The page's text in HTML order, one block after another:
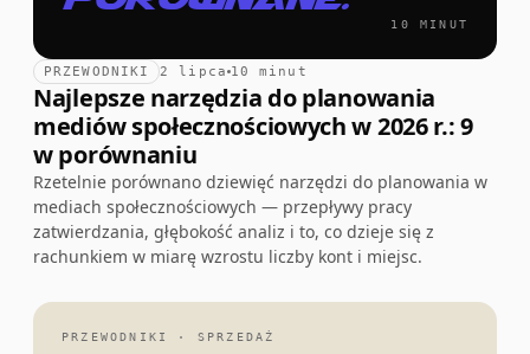
10 MINUT
PRZEWODNIKI 2 lipca 10 minut
Najlepsze narzędzia do planowania
mediów społecznościowych w 2026 r.: 9
w porównaniu
Rzetelnie porównano dziewięć narzędzi do planowania w
mediach społecznościowych — przepływy pracy
zatwierdzania, głębokość analiz i to, co dzieje się z
rachunkiem w miarę wzrostu liczby kont i miejsc.
PRZEWODNIKI · SPRZEDAŻ